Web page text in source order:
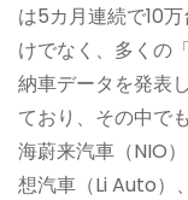
は5カ月連続で10
けでなく、多くの
納車データを発表
ており、その中で
海蔚来汽車（NIO
想汽車（Li Auto）